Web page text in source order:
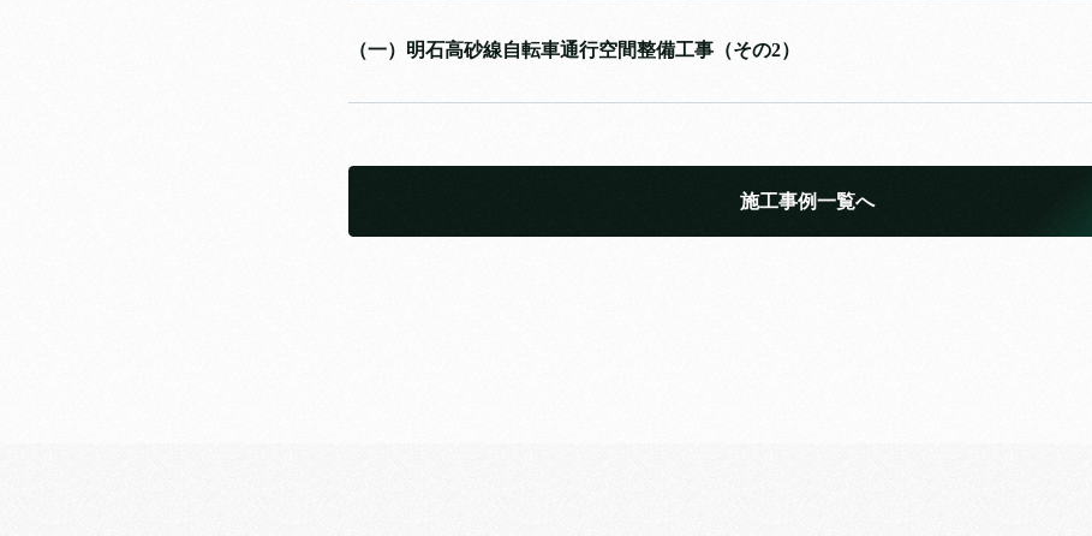
（一）明石高砂線自転車通行空間整備工事（その2）
施工事例一覧へ